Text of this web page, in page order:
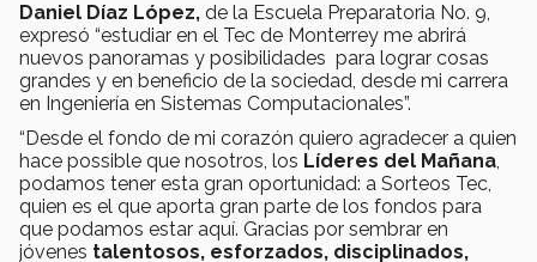
Daniel Díaz López, de la Escuela Preparatoria No. 9,
expresó “estudiar en el Tec de Monterrey me abrirá
nuevos panoramas y posibilidades para lograr cosas
grandes y en beneficio de la sociedad, desde mi carrera
en Ingeniería en Sistemas Computacionales”.
“Desde el fondo de mi corazón quiero agradecer a quien
hace possible que nosotros, los Líderes del Mañana,
podamos tener esta gran oportunidad: a Sorteos Tec,
quien es el que aporta gran parte de los fondos para
que podamos estar aquí. Gracias por sembrar en
jóvenes talentosos, esforzados, disciplinados,